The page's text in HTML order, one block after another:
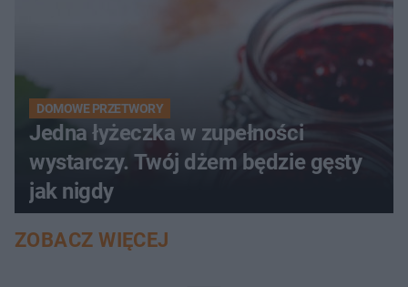
DOMOWE PRZETWORY
Jedna łyżeczka w zupełności
wystarczy. Twój dżem będzie gęsty
jak nigdy
ZOBACZ WIĘCEJ